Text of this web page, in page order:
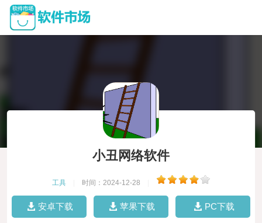
小丑网络软件
工具 时间：2024-12-28
安卓下载 苹果下载 PC下载